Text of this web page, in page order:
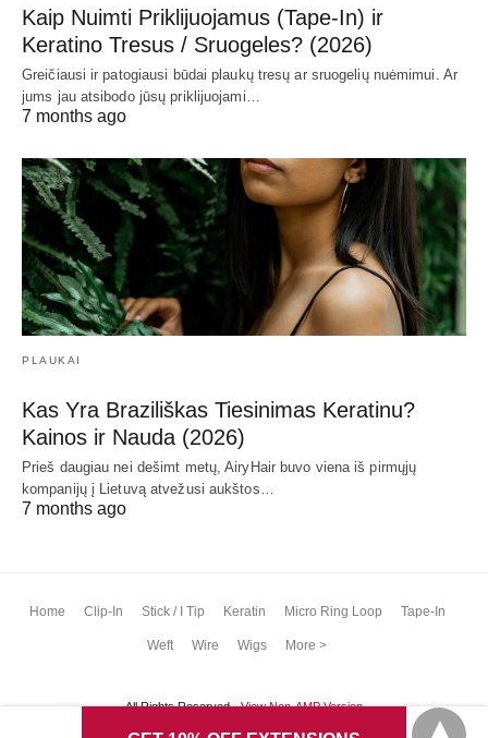
Kaip Nuimti Priklijuojamus (Tape-In) ir
Keratino Tresus / Sruogeles? (2026)
Greičiausi ir patogiausi būdai plaukų tresų ar sruogelių nuėmimui. Ar
jums jau atsibodo jūsų priklijuojami…
7 months ago
PLAUKAI
Kas Yra Braziliškas Tiesinimas Keratinu?
Kainos ir Nauda (2026)
Prieš daugiau nei dešimt metų, AiryHair buvo viena iš pirmųjų
kompanijų į Lietuvą atvežusi aukštos…
7 months ago
Home Clip-In Stick / I Tip Keratin Micro Ring Loop Tape-In
Weft Wire Wigs More >
All Rights Reserved View Non-AMP Version